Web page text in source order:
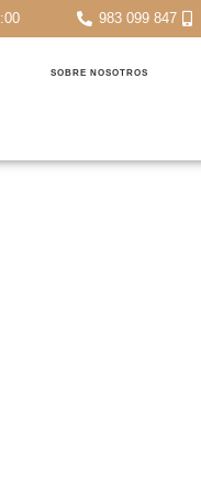
983 099 847
SOBRE NOSOTROS